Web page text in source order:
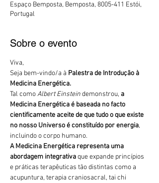
Espaço Bemposta, Bemposta, 8005-411 Estói,
Portugal
Sobre o evento
Viva,
Seja bem-vindo/a à Palestra de Introdução à
Medicina Energética.
Tal como Albert Einstein demonstrou, a
Medicina Energética é baseada no facto
cientificamente aceite de que tudo o que existe
no nosso Universo é constituído por energia,
incluindo o corpo humano.
A Medicina Energética representa uma
abordagem integrativa que expande princípios
e práticas terapêuticas tão distintas como a
acupuntura, terapia craniosacral, tai chi